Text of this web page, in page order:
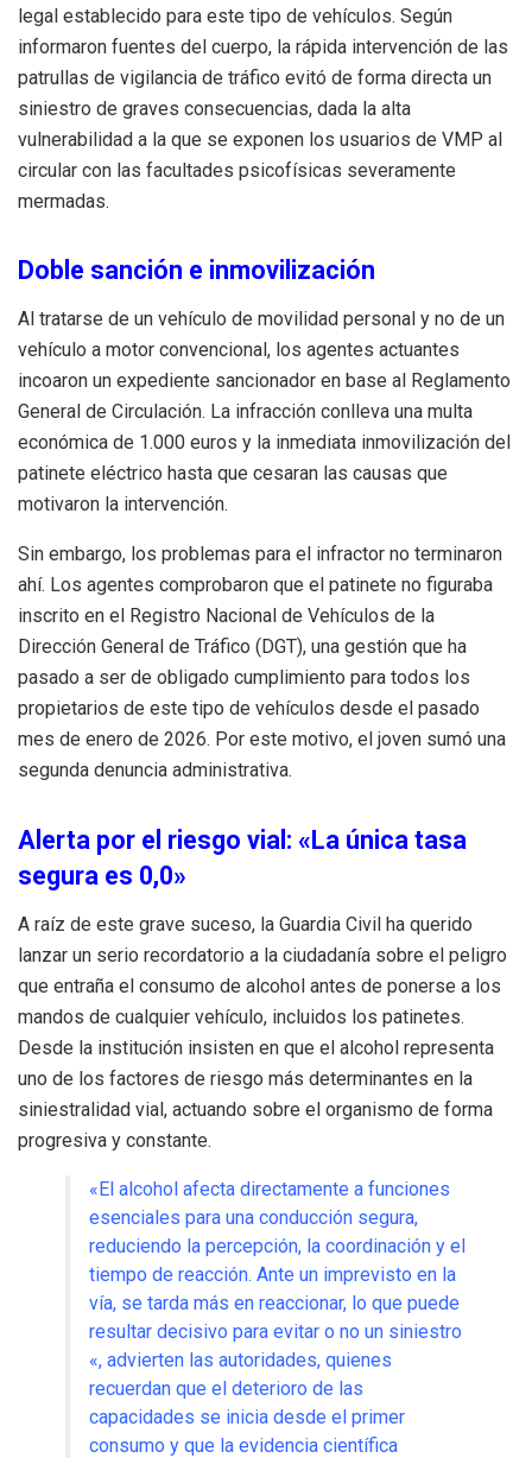
legal establecido para este tipo de vehículos. Según
informaron fuentes del cuerpo, la rápida intervención de las
patrullas de vigilancia de tráfico evitó de forma directa un
siniestro de graves consecuencias, dada la alta
vulnerabilidad a la que se exponen los usuarios de VMP al
circular con las facultades psicofísicas severamente
mermadas.
Doble sanción e inmovilización
Al tratarse de un vehículo de movilidad personal y no de un
vehículo a motor convencional, los agentes actuantes
incoaron un expediente sancionador en base al Reglamento
General de Circulación. La infracción conlleva una multa
económica de 1.000 euros y la inmediata inmovilización del
patinete eléctrico hasta que cesaran las causas que
motivaron la intervención.
Sin embargo, los problemas para el infractor no terminaron
ahí. Los agentes comprobaron que el patinete no figuraba
inscrito en el Registro Nacional de Vehículos de la
Dirección General de Tráfico (DGT), una gestión que ha
pasado a ser de obligado cumplimiento para todos los
propietarios de este tipo de vehículos desde el pasado
mes de enero de 2026. Por este motivo, el joven sumó una
segunda denuncia administrativa.
Alerta por el riesgo vial: «La única tasa
segura es 0,0»
A raíz de este grave suceso, la Guardia Civil ha querido
lanzar un serio recordatorio a la ciudadanía sobre el peligro
que entraña el consumo de alcohol antes de ponerse a los
mandos de cualquier vehículo, incluidos los patinetes.
Desde la institución insisten en que el alcohol representa
uno de los factores de riesgo más determinantes en la
siniestralidad vial, actuando sobre el organismo de forma
progresiva y constante.
«El alcohol afecta directamente a funciones
esenciales para una conducción segura,
reduciendo la percepción, la coordinación y el
tiempo de reacción. Ante un imprevisto en la
vía, se tarda más en reaccionar, lo que puede
resultar decisivo para evitar o no un siniestro
«, advierten las autoridades, quienes
recuerdan que el deterioro de las
capacidades se inicia desde el primer
consumo y que la evidencia científica